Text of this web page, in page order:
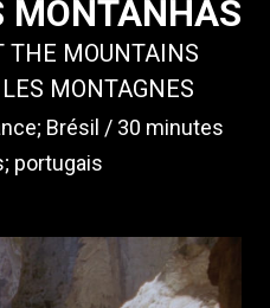
MONTANHAS
THE MOUNTAINS
MONTAGNES
Brésil
30 minutes
portugais